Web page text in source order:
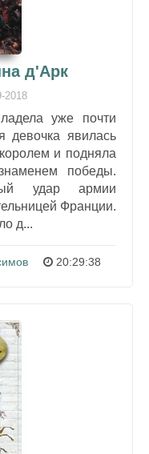
д'Арк
2018
уже почти
девочка явилась
и подняла
победы.
удар армии
Франции.
д...
20:29:38